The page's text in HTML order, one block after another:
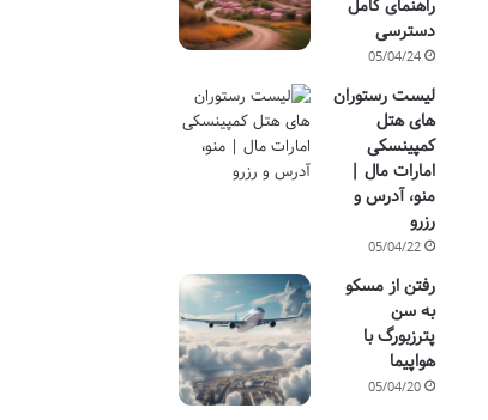
راهنمای کامل
دسترسی
05/04/24
لیست رستوران
های هتل
کمپینسکی
امارات مال |
منو، آدرس و
رزرو
05/04/22
رفتن از مسکو
به سن
پترزبورگ با
هواپیما
05/04/20